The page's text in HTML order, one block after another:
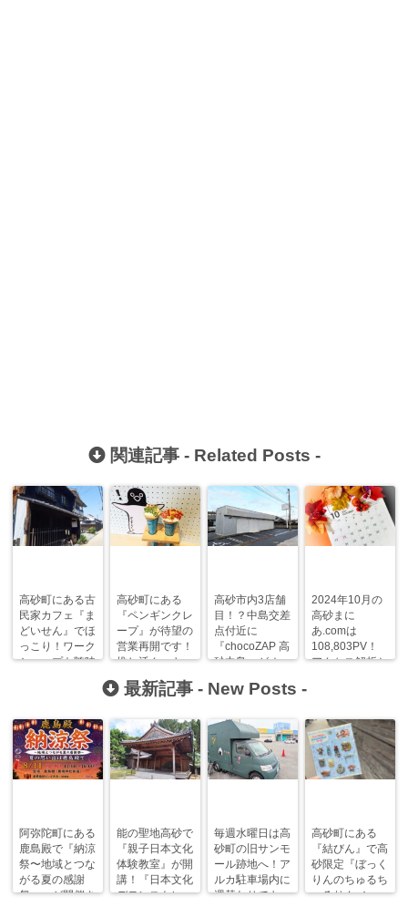
関連記事 - Related Posts -
高砂町にある古
民家カフェ『ま
どいせん』でほ
っこり！ワーク
ショップも随時
高砂町にある
『ペンギンクレ
ープ』が待望の
営業再開です！
推し活クッキー
も新登場！
高砂市内3店舗
目！？中島交差
点付近に
『chocoZAP 高
砂中島』がオー
い！
2024年10月の
高砂まに
あ.comは
108,803PV！
アクセス解析と
最新記事 - New Posts -
阿弥陀町にある
鹿島殿で『納涼
祭〜地域とつな
がる夏の感謝
祭〜』が開催さ
能の聖地高砂で
『親子日本文化
体験教室』が開
講！『日本文化
デモンストレー
毎週水曜日は高
砂町の旧サンモ
ール跡地へ！ア
ルカ駐車場内に
週替わりでキッ
高砂町にある
『結びん』で高
砂限定『ぼっく
りんのちゅるち
ゅるりん♪シー